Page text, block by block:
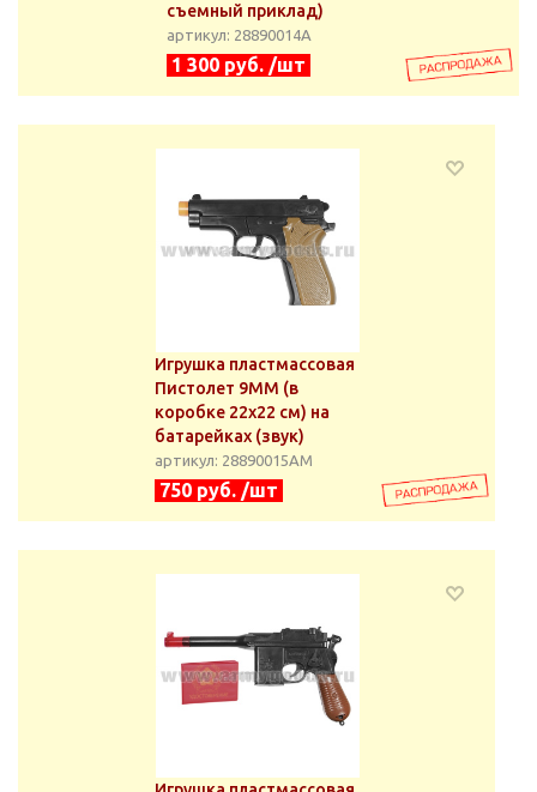
съемный приклад)
артикул: 28890014А
1 300 руб. /шт
Игрушка пластмассовая
Пистолет 9ММ (в
коробке 22x22 см) на
батарейках (звук)
артикул: 28890015АМ
750 руб. /шт